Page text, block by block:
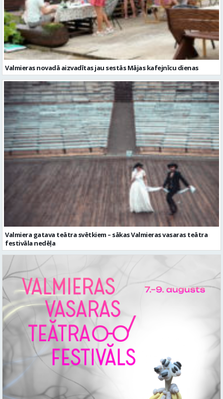
Valmieras novadā aizvadītas jau sestās Mājas kafejnīcu dienas
Valmiera gatava teātra svētkiem – sākas Valmieras vasaras teātra
festivāla nedēļa